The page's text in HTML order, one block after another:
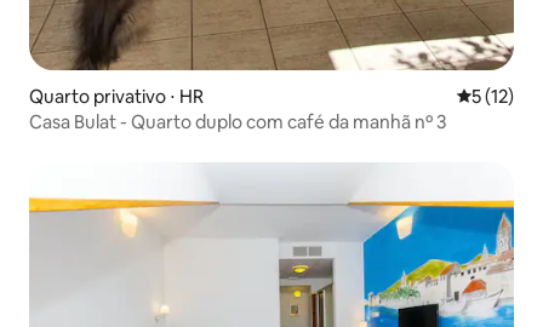
Quarto privativo ⋅ HR 5 de uma
5 (12)
Casa Bulat - Quarto duplo com café da manhã nº 3